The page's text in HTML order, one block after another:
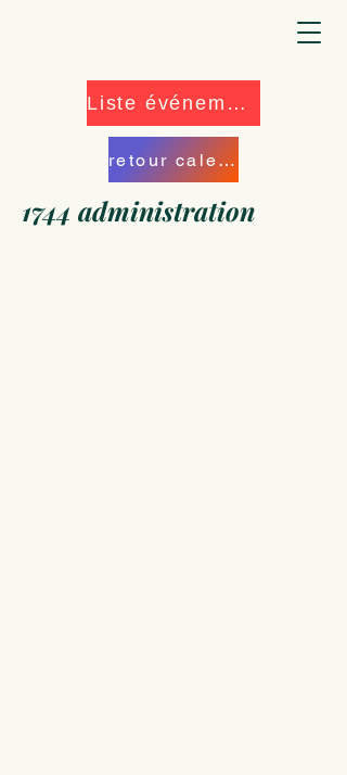
Liste événements
retour calendrier
1744 administration